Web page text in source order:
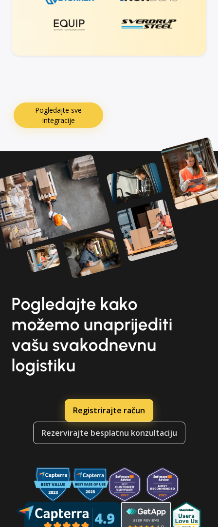
Pogledajte sve
integracije
Pogledajte kako
možemo unaprijediti
vašu svakodnevnu
logistiku
Registrirajte račun
Rezervirajte besplatnu konzultaciju